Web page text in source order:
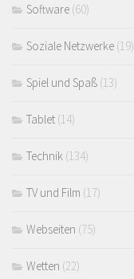
Software (60)
Soziale Netzwerke (19)
Spiel und Spaß (13)
Tablet (14)
Technik (134)
TV und Film (17)
Webseiten (75)
Wetten (22)